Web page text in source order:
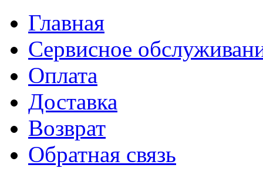
Главная
Сервисное
Оплата
Доставка
Возврат
Обратная связь